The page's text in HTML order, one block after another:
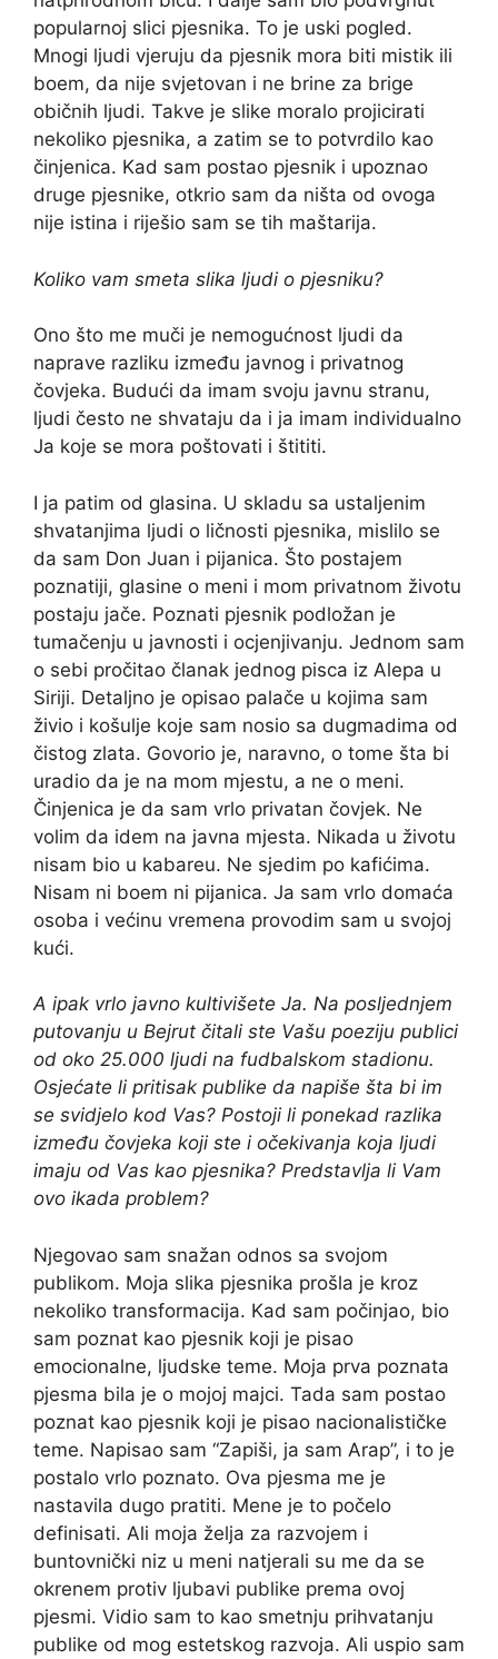
popularnoj slici pjesnika. To je uski pogled.
Mnogi ljudi vjeruju da pjesnik mora biti mistik ili
boem, da nije svjetovan i ne brine za brige
običnih ljudi. Takve je slike moralo projicirati
nekoliko pjesnika, a zatim se to potvrdilo kao
činjenica. Kad sam postao pjesnik i upoznao
druge pjesnike, otkrio sam da ništa od ovoga
nije istina i riješio sam se tih maštarija.
Koliko vam smeta slika ljudi o pjesniku?
Ono što me muči je nemogućnost ljudi da
naprave razliku između javnog i privatnog
čovjeka. Budući da imam svoju javnu stranu,
ljudi često ne shvataju da i ja imam individualno
Ja koje se mora poštovati ​​i štititi.
I ja patim od glasina. U skladu sa ustaljenim
shvatanjima ljudi o ličnosti pjesnika, mislilo se
da sam Don Juan i pijanica. Što postajem
poznatiji, glasine o meni i mom privatnom životu
postaju jače. Poznati pjesnik podložan je
tumačenju u javnosti i ocjenjivanju. Jednom sam
o sebi pročitao članak jednog pisca iz Alepa u
Siriji. Detaljno je opisao palače u kojima sam
živio i košulje koje sam nosio sa dugmadima od
čistog zlata. Govorio je, naravno, o tome šta bi
uradio da je na mom mjestu, a ne o meni.
Činjenica je da sam vrlo privatan čovjek. Ne
volim da idem na javna mjesta. Nikada u životu
nisam bio u kabareu. Ne sjedim po kafićima.
Nisam ni boem ni pijanica. Ja sam vrlo domaća
osoba i većinu vremena provodim sam u svojoj
kući.
A ipak vrlo javno kultivišete Ja. Na posljednjem
putovanju u Bejrut čitali ste Vašu poeziju publici
od oko 25.000 ljudi na fudbalskom stadionu.
Osjećate li pritisak publike da napiše šta bi im
se svidjelo kod Vas? Postoji li ponekad razlika
između čovjeka koji ste i očekivanja koja ljudi
imaju od Vas kao pjesnika? Predstavlja li Vam
ovo ikada problem?
Njegovao sam snažan odnos sa svojom
publikom. Moja slika pjesnika prošla je kroz
nekoliko transformacija. Kad sam počinjao, bio
sam poznat kao pjesnik koji je pisao
emocionalne, ljudske teme. Moja prva poznata
pjesma bila je o mojoj majci. Tada sam postao
poznat kao pjesnik koji je pisao nacionalističke
teme. Napisao sam “Zapiši, ja sam Arap”, i to je
postalo vrlo poznato. Ova pjesma me je
nastavila dugo pratiti. Mene je to počelo
definisati. Ali moja želja za razvojem i
buntovnički niz u meni natjerali su me da se
okrenem protiv ljubavi publike prema ovoj
pjesmi. Vidio sam to kao smetnju prihvatanju
publike od mog estetskog razvoja. Ali uspio sam